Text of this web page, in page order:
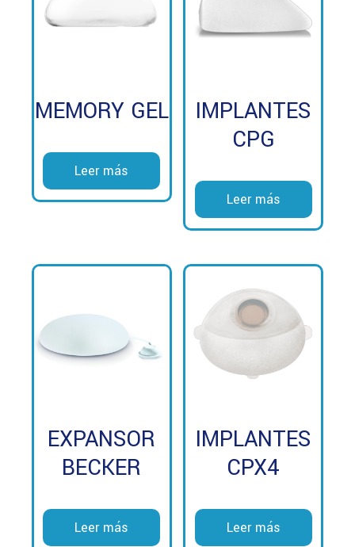
MEMORY GEL
Leer más
IMPLANTES
CPG
Leer más
EXPANSOR
BECKER
Leer más
IMPLANTES
CPX4
Leer más